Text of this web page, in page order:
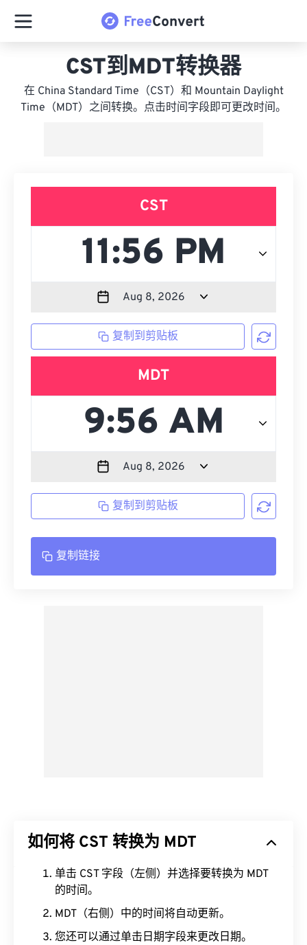
CST到MDT转换器
在 China Standard Time（CST）和 Mountain Daylight
Time（MDT）之间转换。点击时间字段即可更改时间。
CST
复制到剪贴板
MDT
复制到剪贴板
复制链接
如何将 CST 转换为 MDT
单击 CST 字段（左侧）并选择要转换为 MDT
的时间。
MDT（右侧）中的时间将自动更新。
您还可以通过单击日期字段来更改日期。